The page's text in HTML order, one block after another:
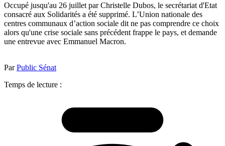
Occupé jusqu'au 26 juillet par Christelle Dubos, le secrétariat d'Etat
consacré aux Solidarités a été supprimé. L’Union nationale des
centres communaux d’action sociale dit ne pas comprendre ce choix
alors qu'une crise sociale sans précédent frappe le pays, et demande
une entrevue avec Emmanuel Macron.
ParPublic Sénat
Temps de lecture :